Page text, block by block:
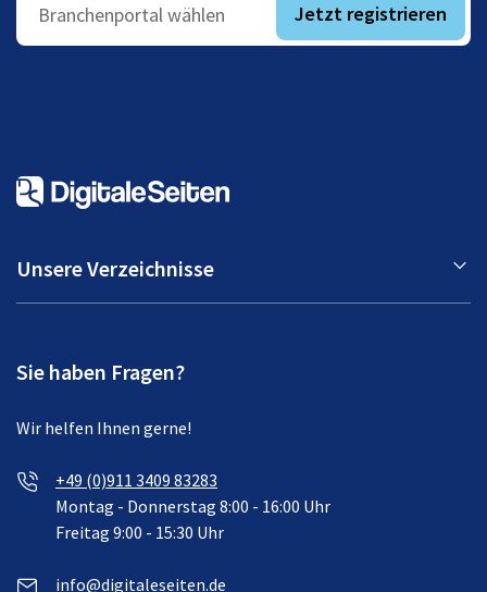
Branchenportal wählen Jetzt registrieren
Unsere Verzeichnisse
Sie haben Fragen?
Wir helfen Ihnen gerne!
+49 (0)911 3409 83283
Montag - Donnerstag 8:00 - 16:00 Uhr
Freitag 9:00 - 15:30 Uhr
info@digitaleseiten.de